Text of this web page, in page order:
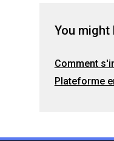
You might
Comment
Plateforme